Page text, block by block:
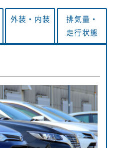
外装・ 内装
排気量・
走行状態